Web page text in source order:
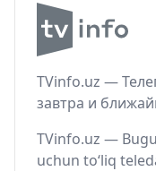
TVinfo.uz —
завтра и
TVinfo.uz —
uchun to‘liq